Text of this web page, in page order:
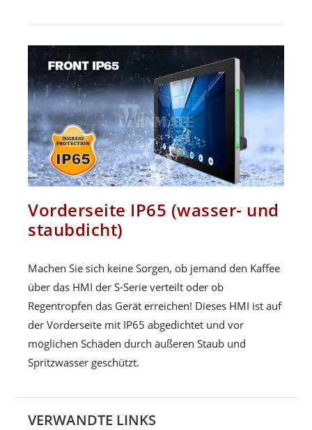
Vorderseite IP65 (wasser- und
staubdicht)
Machen Sie sich keine Sorgen, ob jemand den Kaffee
über das HMI der S-Serie verteilt oder ob
Regentropfen das Gerät erreichen! Dieses HMI ist auf
der Vorderseite mit IP65 abgedichtet und vor
möglichen Schäden durch äußeren Staub und
Spritzwasser geschützt.
VERWANDTE LINKS